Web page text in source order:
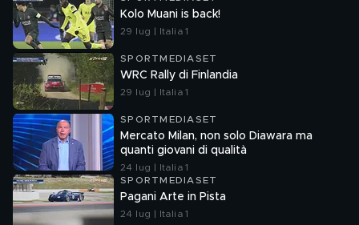
Kolo Muani is back!
29 lug | Italia 1
SPORTMEDIASET
WRC Rally di Finlandia
29 lug | Italia 1
SPORTMEDIASET
Mercato Milan, non solo Diawara ma
quanti giovani di qualità
24 lug | Italia 1
SPORTMEDIASET
Pagani Arte in Pista
24 lug | Italia 1